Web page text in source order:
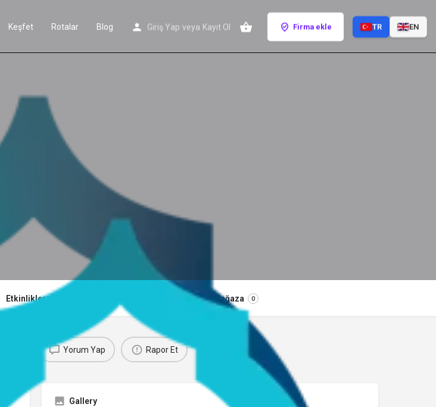
Keşfet Rotalar Blog Giriş Yap veya Kayıt Ol Firma ekle TR EN
Etkinlikler Mağaza 0
Yorum Yap Rapor Et
Gallery